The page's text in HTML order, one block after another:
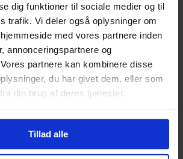
dig funktioner til sociale medier og til
trafik. Vi deler også oplysninger om
med vores partnere inden
annonceringspartnere og
partnere kan kombinere disse
du har givet dem, eller som
din brug af deres tjenester.
Tillad alle
som afsæt til at diskutere
og kropslighed. Diskuter f.eks.,
som en kritik af modeverdenens
fremtoning, posering og jagten på
værket kan ses som en kritik af
i forhold til naturen og